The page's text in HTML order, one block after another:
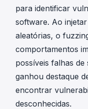
para identificar
software. Ao
aleatórias, o
comportamentos
possíveis falhas de
ganhou destaque
encontrar
desconhecidas.